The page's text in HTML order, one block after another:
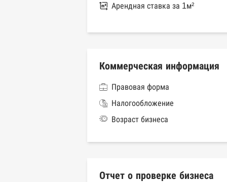
Арендная ставка за 1м²
Коммерческая информация
Правовая форма
Налогообложение
Возраст бизнеса
Отчет о проверке бизнеса